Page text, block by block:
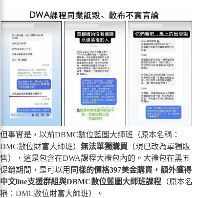
但事實是，以前DBMC數位藍圖大師班（原本名稱：
DMC數位財富大師班） 無法單獨購買 （現已改為單獨販
售），這是包含在DWA課程大禮包內的。大禮包在黑五
促銷期間，是可以用 同樣的價格397美金購買，額外獲得
中文line支援群組與DBMC數位藍圖大師班課程 （原本名
稱：DMC數位財富大師班）。